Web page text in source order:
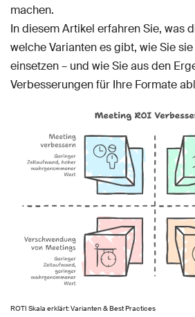
machen.
In diesem Artikel erfahren Sie, was
welche Varianten es gibt, wie Sie
einsetzen – und wie Sie aus den
Verbesserungen für Ihre Formate
ROTI Skala erklärt: Varianten & Best Practices